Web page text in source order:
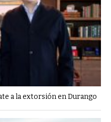
a la extorsión en Durango